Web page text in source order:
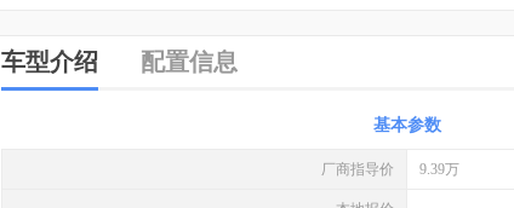
车型介绍 配置信息
基本参数
厂商指导价 9.39万